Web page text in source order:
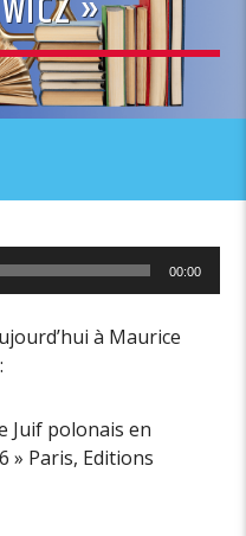
00:00
à Maurice
Juif polonais en
» Paris, Editions